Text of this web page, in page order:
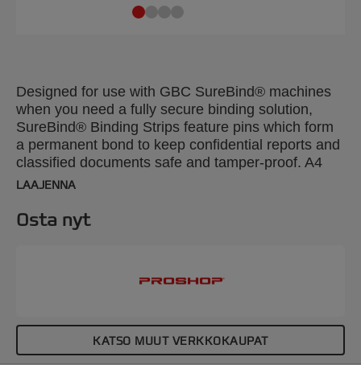
Designed for use with GBC SureBind® machines
when you need a fully secure binding solution,
SureBind® Binding Strips feature pins which form
a permanent bond to keep confidential reports and
classified documents safe and tamper-proof. A4
50mm. Pack size: 100.
LAAJENNA
Osta nyt
KATSO MUUT VERKKOKAUPAT